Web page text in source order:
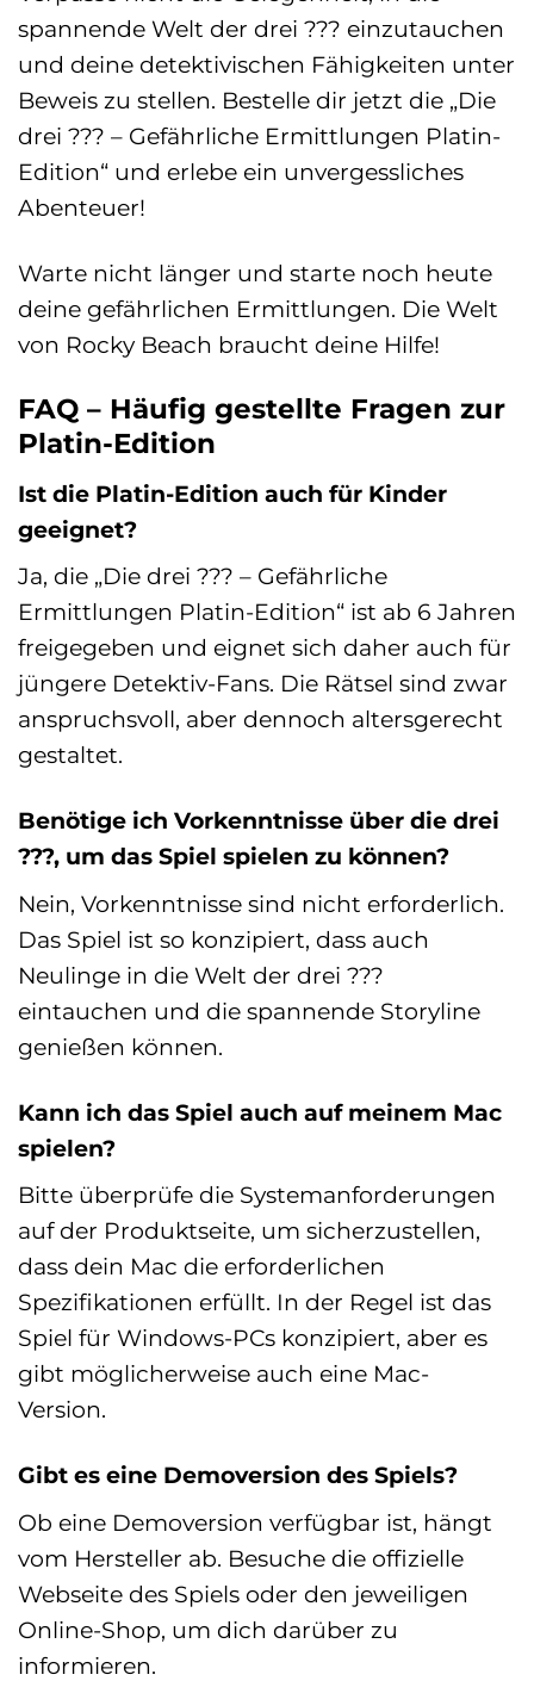
spannende Welt der drei ??? einzutauchen
und deine detektivischen Fähigkeiten unter
Beweis zu stellen. Bestelle dir jetzt die „Die
drei ??? – Gefährliche Ermittlungen Platin-
Edition“ und erlebe ein unvergessliches
Abenteuer!
Warte nicht länger und starte noch heute
deine gefährlichen Ermittlungen. Die Welt
von Rocky Beach braucht deine Hilfe!
FAQ – Häufig gestellte Fragen zur
Platin-Edition
Ist die Platin-Edition auch für Kinder
geeignet?
Ja, die „Die drei ??? – Gefährliche
Ermittlungen Platin-Edition“ ist ab 6 Jahren
freigegeben und eignet sich daher auch für
jüngere Detektiv-Fans. Die Rätsel sind zwar
anspruchsvoll, aber dennoch altersgerecht
gestaltet.
Benötige ich Vorkenntnisse über die drei
???, um das Spiel spielen zu können?
Nein, Vorkenntnisse sind nicht erforderlich.
Das Spiel ist so konzipiert, dass auch
Neulinge in die Welt der drei ???
eintauchen und die spannende Storyline
genießen können.
Kann ich das Spiel auch auf meinem Mac
spielen?
Bitte überprüfe die Systemanforderungen
auf der Produktseite, um sicherzustellen,
dass dein Mac die erforderlichen
Spezifikationen erfüllt. In der Regel ist das
Spiel für Windows-PCs konzipiert, aber es
gibt möglicherweise auch eine Mac-
Version.
Gibt es eine Demoversion des Spiels?
Ob eine Demoversion verfügbar ist, hängt
vom Hersteller ab. Besuche die offizielle
Webseite des Spiels oder den jeweiligen
Online-Shop, um dich darüber zu
informieren.